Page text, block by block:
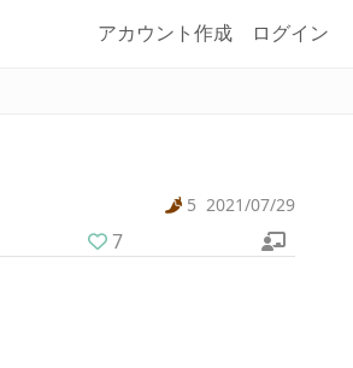
アカウント作成 ログイン
5 2021/07/29
7